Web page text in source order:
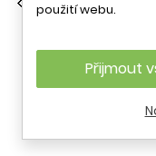
Make-up
Aging
Vanilla - 30
použití webu.
Přijmout